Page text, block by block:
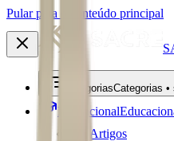
Pular para o conteúdo principal
CategoriasCategorias •
Educacional
Artigos